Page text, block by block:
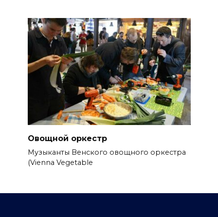
Овощной оркестр
Музыканты Венского овощного оркестра
(Vienna Vegetable